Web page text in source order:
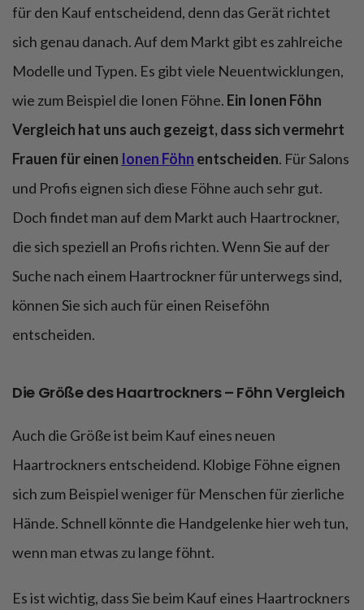
für den Kauf entscheidend, denn das Gerät richtet
sich genau danach. Auf dem Markt gibt es zahlreiche
Modelle und Typen. Es gibt viele Neuentwicklungen,
wie zum Beispiel die Ionen Föhne. Ein Ionen Föhn
Vergleich hat uns auch gezeigt, dass sich vermehrt
Frauen für einen Ionen Föhn entscheiden. Für Salons
und Profis eignen sich diese Föhne auch sehr gut.
Doch findet man auf dem Markt auch Haartrockner,
die sich speziell an Profis richten. Wenn Sie auf der
Suche nach einem Haartrockner für unterwegs sind,
können Sie sich auch für einen Reiseföhn
entscheiden.
Die Größe des Haartrockners – Föhn Vergleich
Auch die Größe ist beim Kauf eines neuen
Haartrockners entscheidend. Klobige Föhne eignen
sich zum Beispiel weniger für Menschen für zierliche
Hände. Schnell könnte die Handgelenke hier weh tun,
wenn man etwas zu lange föhnt.
Es ist wichtig, dass Sie beim Kauf eines Haartrockners